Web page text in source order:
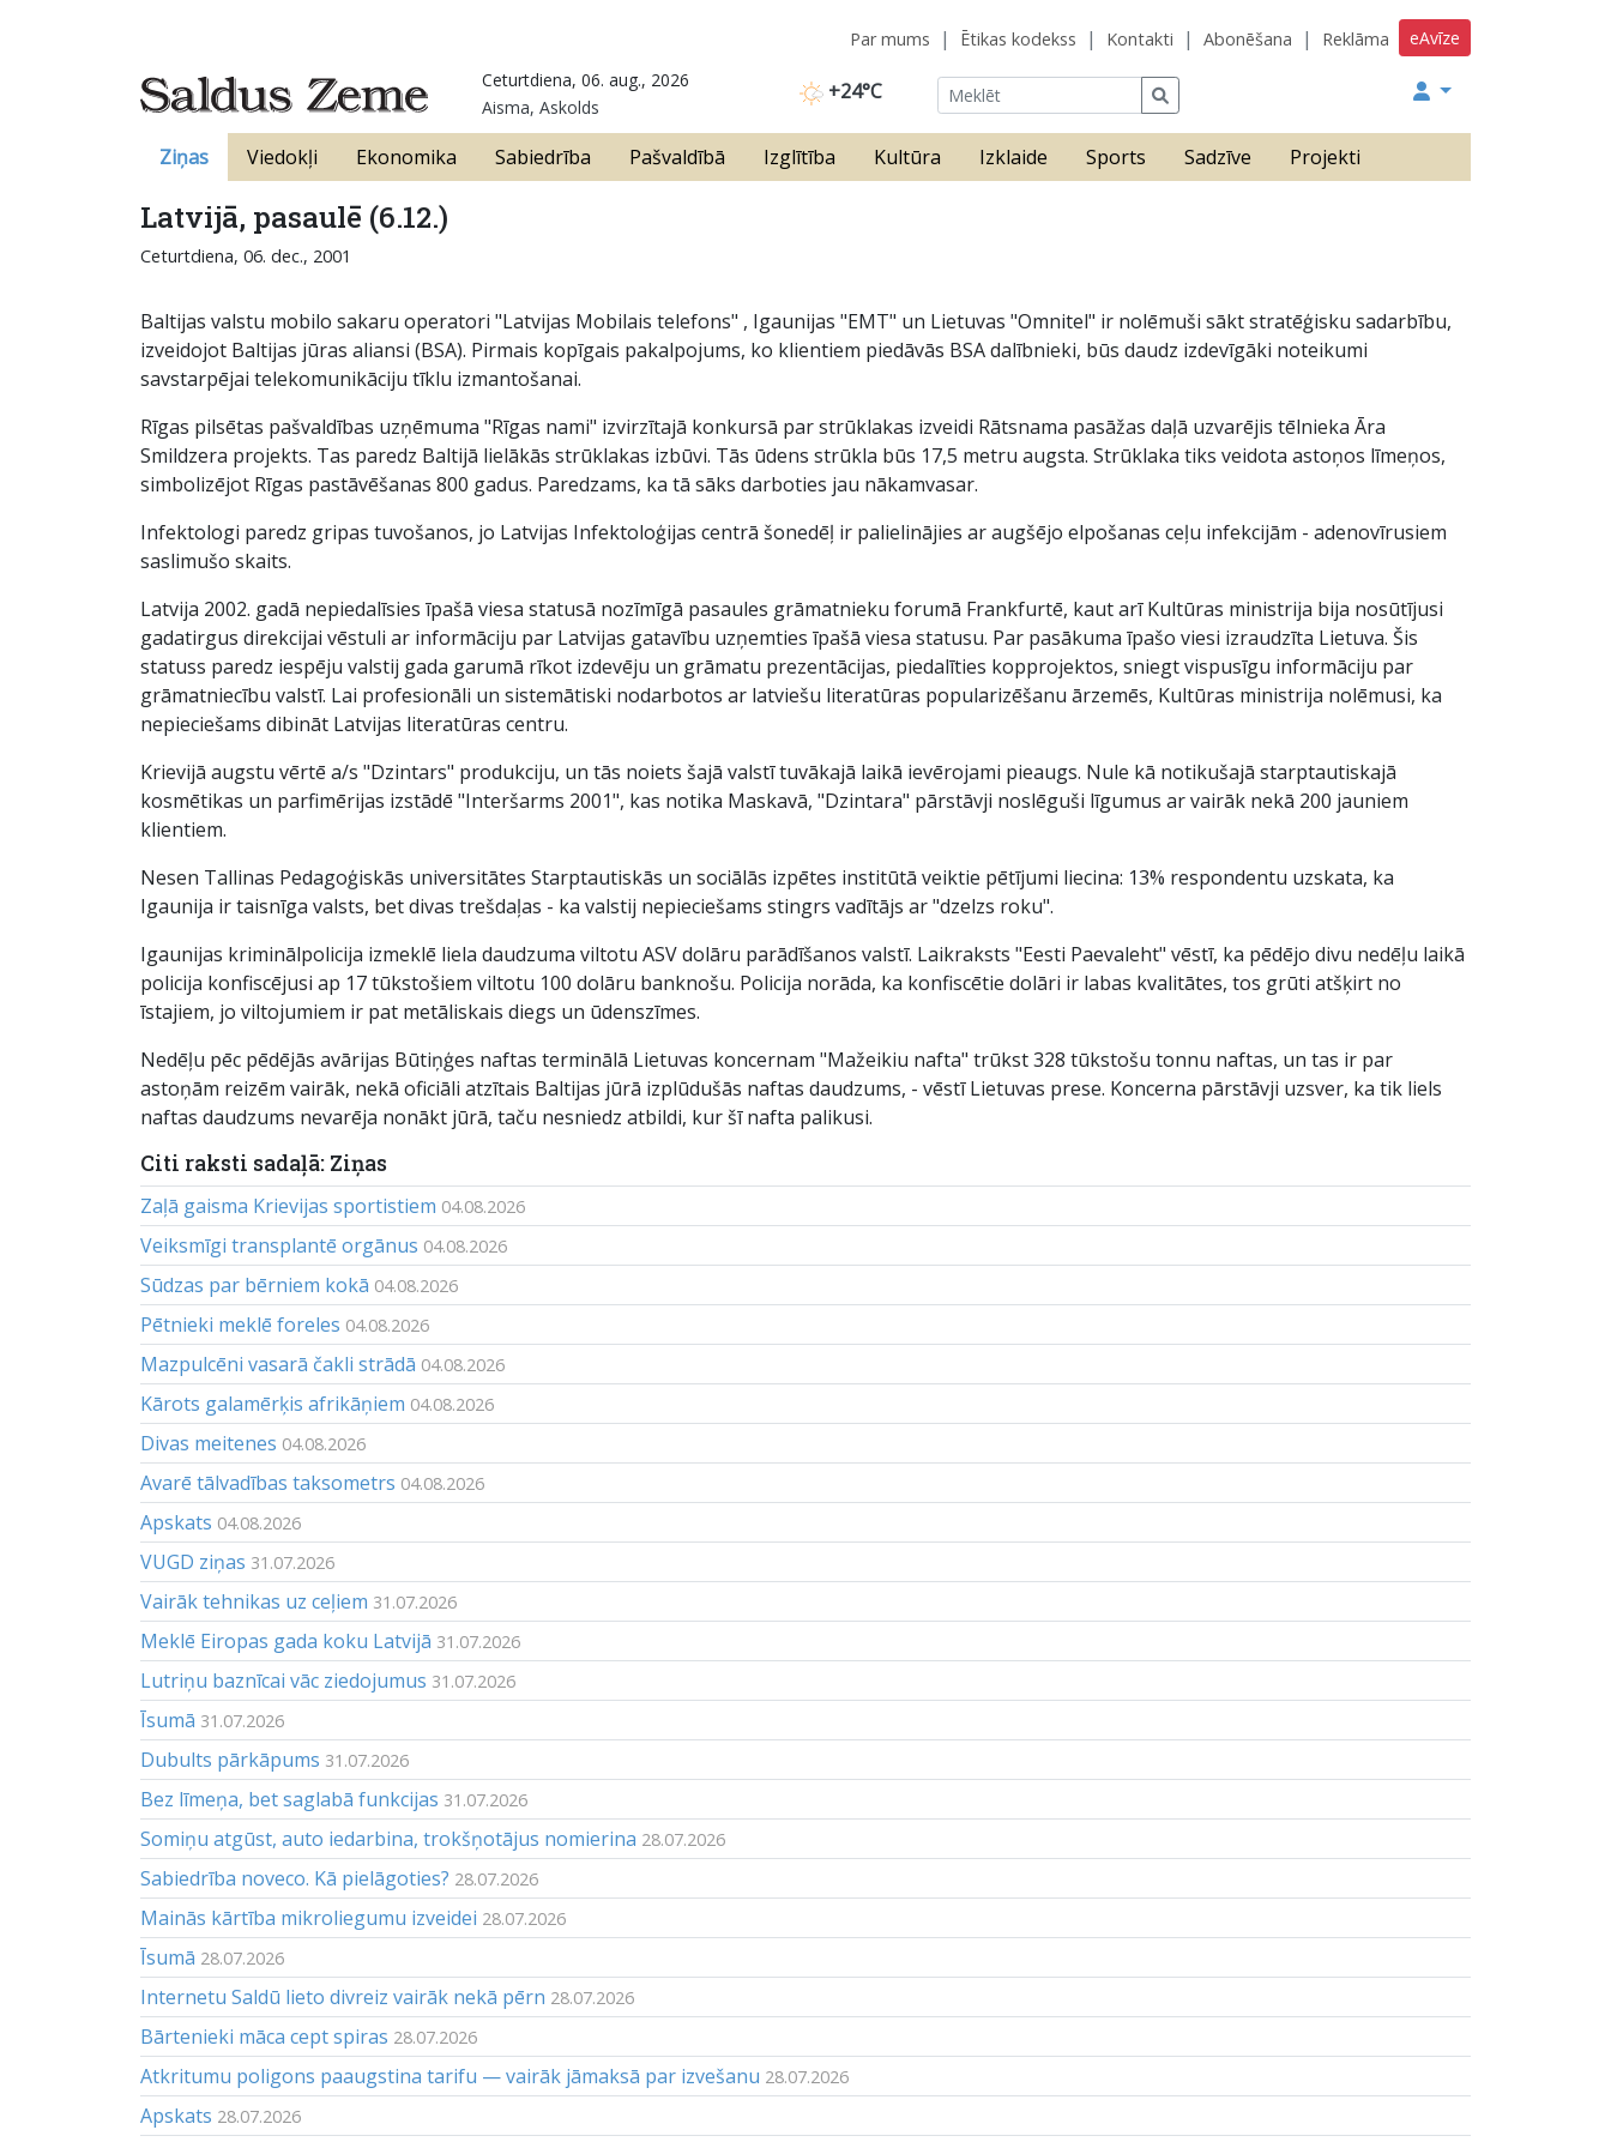
eAvīze
Par mums Ētikas kodekss Kontakti Abonēšana Reklāma
+24°C
Ceturtdiena, 06. aug., 2026
Aisma, Askolds
Ziņas Viedokļi Ekonomika Sabiedrība Pašvaldībā Izglītība Kultūra Izklaide Sports Sadzīve Projekti
Latvijā, pasaulē (6.12.)
Ceturtdiena, 06. dec., 2001
Baltijas valstu mobilo sakaru operatori "Latvijas Mobilais telefons" , Igaunijas "EMT" un Lietuvas "Omnitel" ir nolēmuši sākt stratēģisku sadarbību,
izveidojot Baltijas jūras aliansi (BSA). Pirmais kopīgais pakalpojums, ko klientiem piedāvās BSA dalībnieki, būs daudz izdevīgāki noteikumi
savstarpējai telekomunikāciju tīklu izmantošanai.
Rīgas pilsētas pašvaldības uzņēmuma "Rīgas nami" izvirzītajā konkursā par strūklakas izveidi Rātsnama pasāžas daļā uzvarējis tēlnieka Āra
Smildzera projekts. Tas paredz Baltijā lielākās strūklakas izbūvi. Tās ūdens strūkla būs 17,5 metru augsta. Strūklaka tiks veidota astoņos līmeņos,
simbolizējot Rīgas pastāvēšanas 800 gadus. Paredzams, ka tā sāks darboties jau nākamvasar.
Infektologi paredz gripas tuvošanos, jo Latvijas Infektoloģijas centrā šonedēļ ir palielinājies ar augšējo elpošanas ceļu infekcijām - adenovīrusiem
saslimušo skaits.
Latvija 2002. gadā nepiedalīsies īpašā viesa statusā nozīmīgā pasaules grāmatnieku forumā Frankfurtē, kaut arī Kultūras ministrija bija nosūtījusi
gadatirgus direkcijai vēstuli ar informāciju par Latvijas gatavību uzņemties īpašā viesa statusu. Par pasākuma īpašo viesi izraudzīta Lietuva. Šis
statuss paredz iespēju valstij gada garumā rīkot izdevēju un grāmatu prezentācijas, piedalīties kopprojektos, sniegt vispusīgu informāciju par
grāmatniecību valstī. Lai profesionāli un sistemātiski nodarbotos ar latviešu literatūras popularizēšanu ārzemēs, Kultūras ministrija nolēmusi, ka
nepieciešams dibināt Latvijas literatūras centru.
Krievijā augstu vērtē a/s "Dzintars" produkciju, un tās noiets šajā valstī tuvākajā laikā ievērojami pieaugs. Nule kā notikušajā starptautiskajā
kosmētikas un parfimērijas izstādē "Interšarms 2001", kas notika Maskavā, "Dzintara" pārstāvji noslēguši līgumus ar vairāk nekā 200 jauniem
klientiem.
Nesen Tallinas Pedagoģiskās universitātes Starptautiskās un sociālās izpētes institūtā veiktie pētījumi liecina: 13% respondentu uzskata, ka
Igaunija ir taisnīga valsts, bet divas trešdaļas - ka valstij nepieciešams stingrs vadītājs ar "dzelzs roku".
Igaunijas kriminālpolicija izmeklē liela daudzuma viltotu ASV dolāru parādīšanos valstī. Laikraksts "Eesti Paevaleht" vēstī, ka pēdējo divu nedēļu laikā
policija konfiscējusi ap 17 tūkstošiem viltotu 100 dolāru banknošu. Policija norāda, ka konfiscētie dolāri ir labas kvalitātes, tos grūti atšķirt no
īstajiem, jo viltojumiem ir pat metāliskais diegs un ūdenszīmes.
Nedēļu pēc pēdējās avārijas Būtiņģes naftas terminālā Lietuvas koncernam "Mažeikiu nafta" trūkst 328 tūkstošu tonnu naftas, un tas ir par
astoņām reizēm vairāk, nekā oficiāli atzītais Baltijas jūrā izplūdušās naftas daudzums, - vēstī Lietuvas prese. Koncerna pārstāvji uzsver, ka tik liels
naftas daudzums nevarēja nonākt jūrā, taču nesniedz atbildi, kur šī nafta palikusi.
Citi raksti sadaļā: Ziņas
Zaļā gaisma Krievijas sportistiem 04.08.2026
Veiksmīgi transplantē orgānus 04.08.2026
Sūdzas par bērniem kokā 04.08.2026
Pētnieki meklē foreles 04.08.2026
Mazpulcēni vasarā čakli strādā 04.08.2026
Kārots galamērķis afrikāņiem 04.08.2026
Divas meitenes 04.08.2026
Avarē tālvadības taksometrs 04.08.2026
Apskats 04.08.2026
VUGD ziņas 31.07.2026
Vairāk tehnikas uz ceļiem 31.07.2026
Meklē Eiropas gada koku Latvijā 31.07.2026
Lutriņu baznīcai vāc ziedojumus 31.07.2026
Īsumā 31.07.2026
Dubults pārkāpums 31.07.2026
Bez līmeņa, bet saglabā funkcijas 31.07.2026
Somiņu atgūst, auto iedarbina, trokšņotājus nomierina 28.07.2026
Sabiedrība noveco. Kā pielāgoties? 28.07.2026
Mainās kārtība mikroliegumu izveidei 28.07.2026
Īsumā 28.07.2026
Internetu Saldū lieto divreiz vairāk nekā pērn 28.07.2026
Bārtenieki māca cept spiras 28.07.2026
Atkritumu poligons paaugstina tarifu — vairāk jāmaksā par izvešanu 28.07.2026
Apskats 28.07.2026